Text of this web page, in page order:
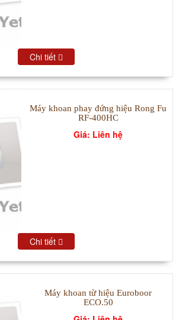
Chi tiết
Máy khoan phay đứng hiệu Rong Fu
RF-400HC
Giá: Liên hệ
Chi tiết
Máy khoan từ hiệu Euroboor
ECO.50